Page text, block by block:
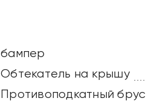
бампер
Обтекатель на крышу
Противоподкатный брус